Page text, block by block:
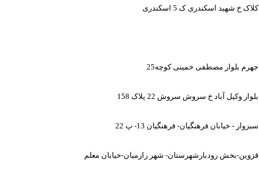
کلاک خ شهید اسکندری ک 5 اسکندری
جهرم بلوار مصطفی خمینی کوچه25
بلوار وکیل آباد خ سروش سروش 22 پلاک 158
سبزوار - خیابان فرهنگیان- فرهنگیان 13- پ 22
قزوین-بخش رودبارشهرستان- شهر رازمیان-خیابان معلم